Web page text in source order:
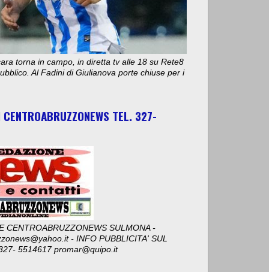
torna in campo, in diretta tv alle 18 su Rete8
Al Fadini di Giulianova porte chiuse per i
CENTROABRUZZONEWS TEL. 327-
CENTROABRUZZONEWS SULMONA -
- INFO PUBBLICITA' SUL
5514617 promar@quipo.it